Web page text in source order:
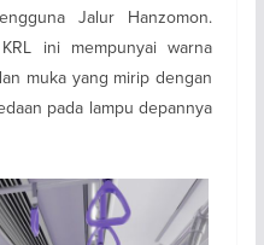
Jalur Hanzomon.
ini mempunyai warna
muka yang mirip dengan
pada lampu depannya